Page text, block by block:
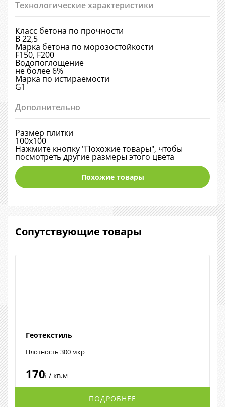
Технологические характеристики
Класс бетона по прочности
В 22,5
Марка бетона по морозостойкости
F150, F200
Водопоглощение
не более 6%
Марка по истираемости
G1
Дополнительно
Размер плитки
100х100
Нажмите кнопку "Похожие товары", чтобы
посмотреть другие размеры этого цвета
Похожие товары
Сопутствующие товары
Геотекстиль
Плотность 300 мкр
170i / кв.м
ПОДРОБНЕЕ